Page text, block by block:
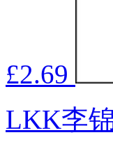
£2.69
LKK李